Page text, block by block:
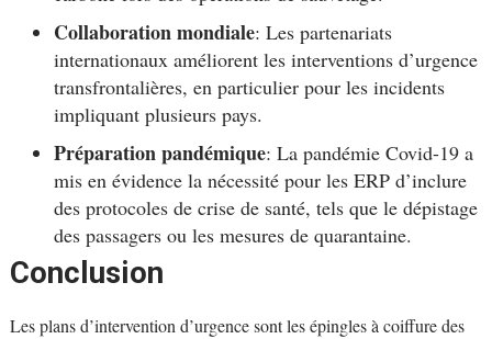
Collaboration mondiale: Les partenariats
internationaux améliorent les interventions d’urgence
transfrontalières, en particulier pour les incidents
impliquant plusieurs pays.
Préparation pandémique: La pandémie Covid-19 a
mis en évidence la nécessité pour les ERP d’inclure
des protocoles de crise de santé, tels que le dépistage
des passagers ou les mesures de quarantaine.
Conclusion
Les plans d’intervention d’urgence sont les épingles à coiffure des